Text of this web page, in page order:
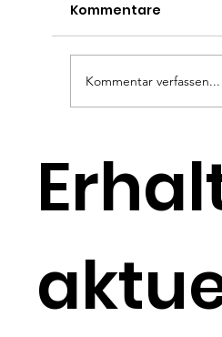
Juli/August/
Kommentare
Kommentar verfassen...